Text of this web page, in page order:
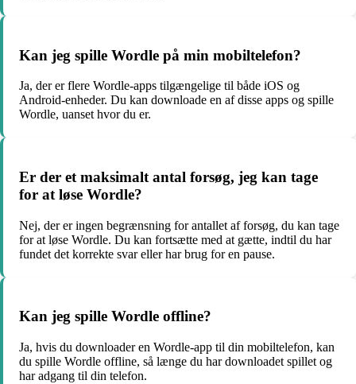
Kan jeg spille Wordle på min mobiltelefon?
Ja, der er flere Wordle-apps tilgængelige til både iOS og
Android-enheder. Du kan downloade en af disse apps og spille
Wordle, uanset hvor du er.
Er der et maksimalt antal forsøg, jeg kan tage
for at løse Wordle?
Nej, der er ingen begrænsning for antallet af forsøg, du kan tage
for at løse Wordle. Du kan fortsætte med at gætte, indtil du har
fundet det korrekte svar eller har brug for en pause.
Kan jeg spille Wordle offline?
Ja, hvis du downloader en Wordle-app til din mobiltelefon, kan
du spille Wordle offline, så længe du har downloadet spillet og
har adgang til din telefon.